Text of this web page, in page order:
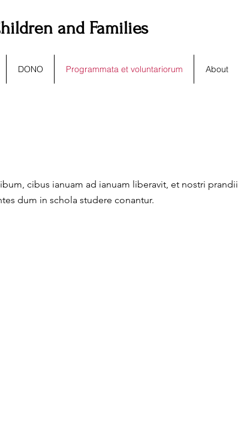
and Families
DONO Programmata et voluntariorum About
cibus ianuam ad ianuam liberavit, et nostri prandii
dum in schola studere conantur.